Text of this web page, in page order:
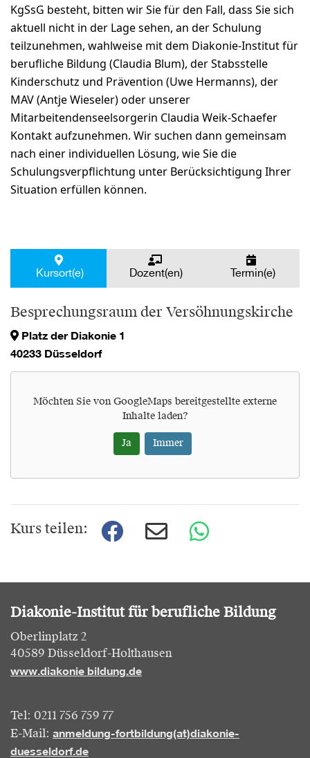
KgSsG besteht, bitten wir Sie für den Fall, dass Sie sich
aktuell nicht in der Lage sehen, an der Schulung
teilzunehmen, wahlweise mit dem Diakonie-Institut für
berufliche Bildung (Claudia Blum), der Stabsstelle
Kinderschutz und Prävention (Uwe Hermanns), der
MAV (Antje Wieseler) oder unserer
Mitarbeitendenseelsorgerin Claudia Weik-Schaefer
Kontakt aufzunehmen. Wir suchen dann gemeinsam
nach einer individuellen Lösung, wie Sie die
Schulungsverpflichtung unter Berücksichtigung Ihrer
Situation erfüllen können.
Kursort(e) Dozent(en) Termin(e)
Besprechungsraum der Versöhnungskirche
Platz der Diakonie 1
40233 Düsseldorf
Möchten Sie von GoogleMaps bereitgestellte externe
Inhalte laden?
Ja Immer
Kurs teilen:
Diakonie-Institut für berufliche Bildung
Oberlinplatz 2
40589 Düsseldorf-Holthausen
www.diakonie bildung.de
Tel: 0211 756 759 77
E-Mail: anmeldung-fortbildung(at)diakonie-
duesseldorf.de